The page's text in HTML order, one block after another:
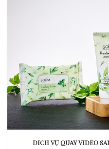
DICH VỤ QUAY VIDEO